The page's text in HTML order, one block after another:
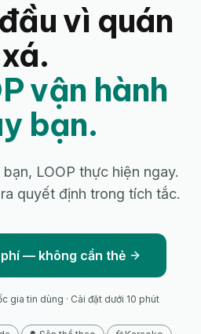
vì quán
xá.
vận hành
bạn.
LOOP thực hiện ngay.
quyết định trong tích tắc.
— không cần thẻ
gia tin dùng · Cài đặt dưới 10 phút